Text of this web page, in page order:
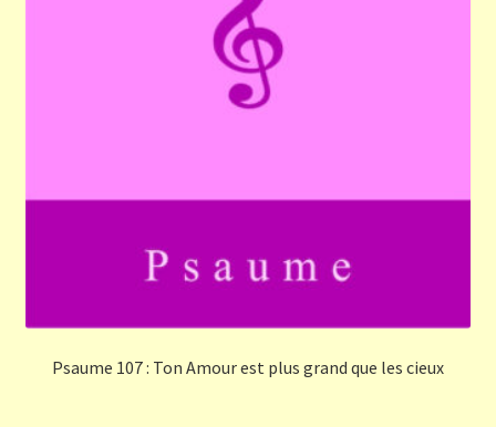
Psaume 107 : Ton Amour est plus grand que les cieux